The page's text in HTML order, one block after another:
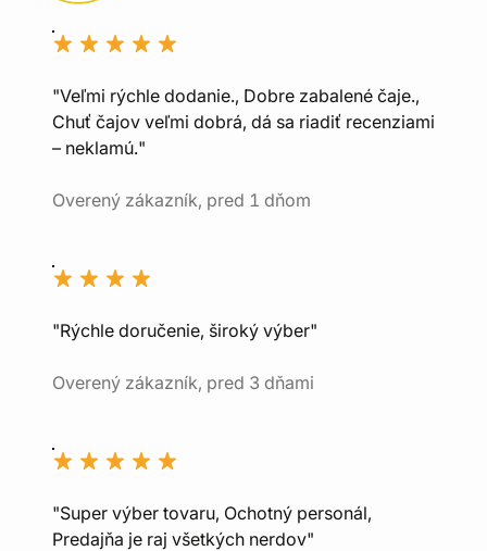
"Veľmi rýchle dodanie., Dobre zabalené čaje.,
Chuť čajov veľmi dobrá, dá sa riadiť recenziami
– neklamú."
Overený zákazník, pred 1 dňom
"Rýchle doručenie, široký výber"
Overený zákazník, pred 3 dňami
"Super výber tovaru, Ochotný personál,
Predajňa je raj všetkých nerdov"